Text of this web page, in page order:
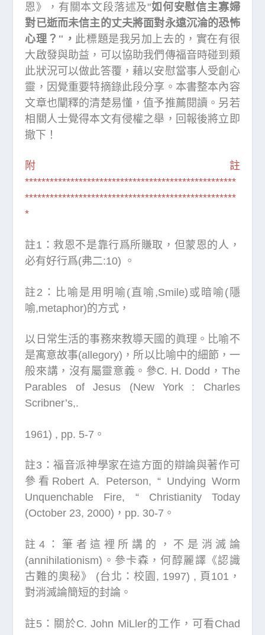
恩》，有關本文段落述及"如何安慰信主寡婦
對已逝而未信主的丈夫將面對永遠沉淪的恐怖
心理？"， 此標題是我另加上去的，實在有很
大啟發與助益，可以協助我們傳福音時碰到類
此狀況可以做此答覆，藉以安慰當事人受創心
靈，因覺重要特摘錄此段分享。本書整本內容
文章也闡釋的清楚易懂，值予推薦閱讀。另若
相關人士覺得本文有侵權之舉，回報後將立即
撤下！
附註
***************************************************
***************************************************
*
註1：救恩不是靠行爲所賺取，但蒙恩的人，
必有好行爲(弗二:10) 。
註2：比喻是用明喻(直喻,Smile)或暗喻(隱
喻,metaphor)的方式，
以日常生活的事務來教導天國的眞理。比喻不
是寓意故事(allegory)，所以比喻中的細節，一
般來講，沒有屬靈意義。參C. H. Dodd，The
Parables of Jesus (New York : Charles
Scribner’s,.
1961) , pp. 5-7。
註3：福音派神學家在這方面的辯論與著作可
參看Robert A. Peterson, “ Undying Worm
Unquenchable Fire, “ Christianity Today
(October 23, 2000)，pp. 30-7。
註4：筆者這裡所講的，不是消滅論
(annihilationism)。參卡森，何醇麗譯《認識
古難的奧秘》 (台北：校園, 1997) , 頁101，
對消滅論簡短的封論。
註5：關於C. John MiLler的工作，可看Chad